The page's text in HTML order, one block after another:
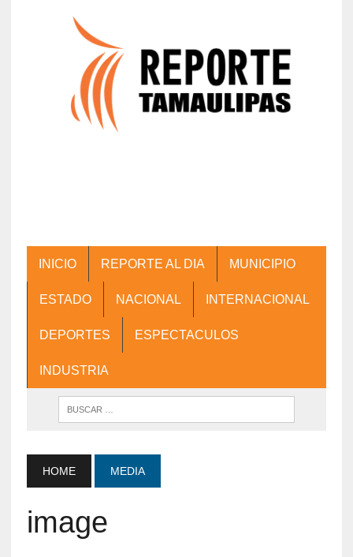
INICIO REPORTE AL DIA MUNICIPIO
ESTADO NACIONAL INTERNACIONAL
DEPORTES ESPECTACULOS
INDUSTRIA
HOME MEDIA
image